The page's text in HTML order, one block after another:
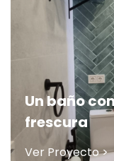
Un baño
frescura
Ver Proyecto >